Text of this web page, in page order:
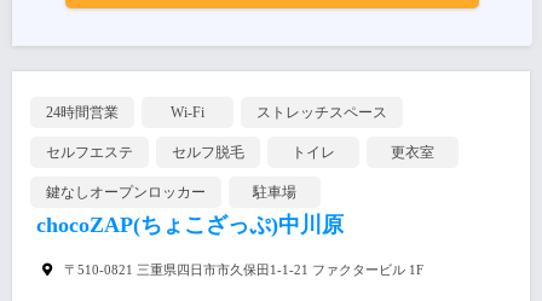
24時間営業 Wi-Fi ストレッチスペース
セルフエステ セルフ脱毛 トイレ 更衣室
鍵なしオープンロッカー 駐車場
chocoZAP(ちょこざっぷ)中川原
〒510-0821 三重県四日市市久保田1-1-21 ファクタービル 1F